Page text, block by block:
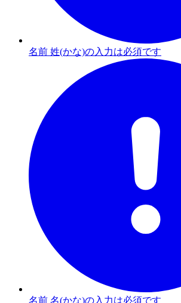
名前 姓(かな)の入力は必須です
名前 名(かな)の入力は必須です